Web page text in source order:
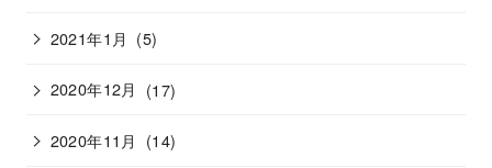
2021年1月 (5)
2020年12月 (17)
2020年11月 (14)